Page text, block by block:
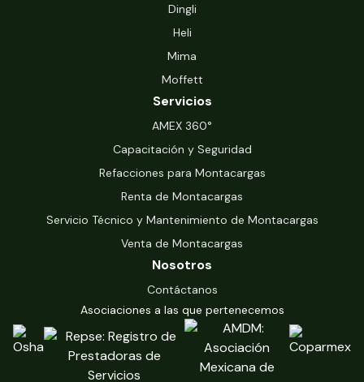
Dingli
Heli
Mima
Moffett
Servicios
‍AMEX 360°
Capacitación y Seguridad
Refacciones para Montacargas
Renta de Montacargas
Servicio Técnico y Mantenimiento de Montacargas
Venta de Montacargas
Nosotros
Contáctanos
Asociaciones a las que pertenecemos